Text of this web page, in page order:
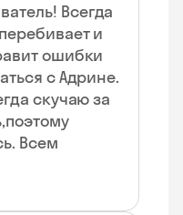
Всегда
и
ошибки
с Адрине.
скучаю за
Всем